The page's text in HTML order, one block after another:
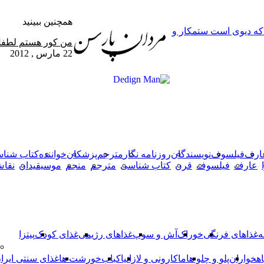
که دیوی است ستمکار و
فیلسوفنویسندگانروزنامه نگار مترجمپزشکانخوانندهکتاب
عارف فیلسوف قرن کتاب شناسی مترجم منجم موسیقیدان
غذاهای فرنگیخوراک آش و سوپغذاهای رژیمیغذای کودکپیتزا
پلو و چلو هاماکارونی و لازانیاکبابخورشت هاغذای سنتی
همچنین ببینید
من کور هستم
22 مارس , 2012
فیس
بوک
X
واتس
آپ
تلگرام
وایبر
دکمه
بازگشت